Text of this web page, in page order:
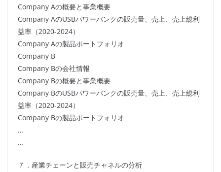
Company Aの概要と事業概要
Company AのUSBパワーバンクの販売量、売上、売上総利
益率（2020-2024）
Company Aの製品ポートフォリオ
Company B
Company Bの会社情報
Company Bの概要と事業概要
Company BのUSBパワーバンクの販売量、売上、売上総利
益率（2020-2024）
Company Bの製品ポートフォリオ
…
…
７．産業チェーンと販売チャネルの分析